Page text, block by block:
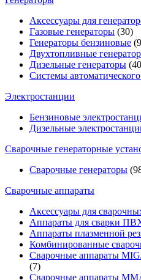
Аксессуары для
Газовые генераторы (30)
Генераторы бензиновые
Двухтопливные
Дизельные генераторы
Системы автоматического
Электростанции
Бензиновые
Дизельные
Сварочные генераторные
Сварочные генераторы
Сварочные аппараты
Аксессуары для
Аппараты для сварки
Аппараты плазменной
Комбинированные
Сварочные аппараты
(7)
Сварочные аппараты